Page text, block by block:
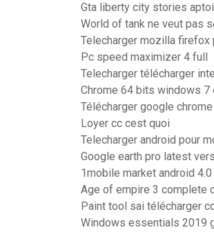
Gta liberty city stories
World of tank ne veut pas
Telecharger mozilla firefox
Pc speed maximizer 4 full
Telecharger télécharger
Chrome 64 bits windows 7
Télécharger google
Loyer cc cest quoi
Telecharger android pour
Google earth pro latest
1mobile market android 4.0
Age of empire 3 complete
Paint tool sai télécharger
Windows essentials 2019